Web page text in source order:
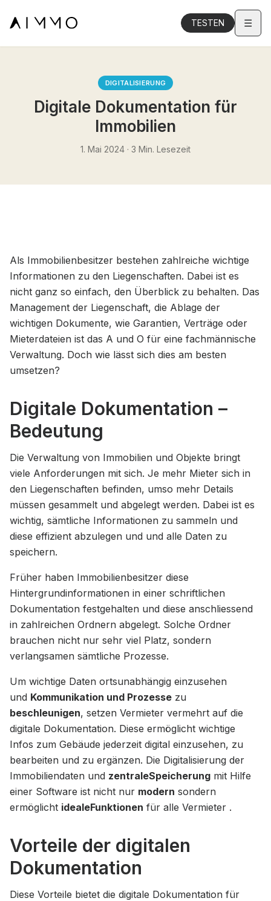
TESTEN ☰
DIGITALISIERUNG
Digitale Dokumentation für
Immobilien
1. Mai 2024 · 3 Min. Lesezeit
Als Immobilienbesitzer bestehen zahlreiche wichtige
Informationen zu den Liegenschaften. Dabei ist es
nicht ganz so einfach, den Überblick zu behalten. Das
Management der Liegenschaft, die Ablage der
wichtigen Dokumente, wie Garantien, Verträge oder
Mieterdateien ist das A und O für eine fachmännische
Verwaltung. Doch wie lässt sich dies am besten
umsetzen?
Digitale Dokumentation –
Bedeutung
Die Verwaltung von Immobilien und Objekte bringt
viele Anforderungen mit sich. Je mehr Mieter sich in
den Liegenschaften befinden, umso mehr Details
müssen gesammelt und abgelegt werden. Dabei ist es
wichtig, sämtliche Informationen zu sammeln und
diese effizient abzulegen und und alle Daten zu
speichern.
Früher haben Immobilienbesitzer diese
Hintergrundinformationen in einer schriftlichen
Dokumentation festgehalten und diese anschliessend
in zahlreichen Ordnern abgelegt. Solche Ordner
brauchen nicht nur sehr viel Platz, sondern
verlangsamen sämtliche Prozesse.
Um wichtige Daten ortsunabhängig einzusehen
und Kommunikation und Prozesse zu
beschleunigen, setzen Vermieter vermehrt auf die
digitale Dokumentation. Diese ermöglicht wichtige
Infos zum Gebäude jederzeit digital einzusehen, zu
bearbeiten und zu ergänzen. Die Digitalisierung der
Immobiliendaten und zentraleSpeicherung mit Hilfe
einer Software ist nicht nur modern sondern
ermöglicht idealeFunktionen für alle Vermieter .
Vorteile der digitalen
Dokumentation
Diese Vorteile bietet die digitale Dokumentation für